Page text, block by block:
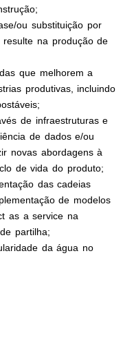
ou substituição por
na produção de
que melhorem a
produtivas, incluindo
de infraestruturas e
de dados e/ou
novas abordagens à
de vida do produto;
das cadeias
de modelos
as a service na
partilha;
da água no